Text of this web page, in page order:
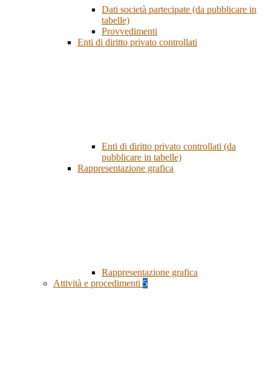
Dati società partecipate (da pubblicare in
tabelle)
Provvedimenti
Enti di diritto privato controllati
Enti di diritto privato controllati (da
pubblicare in tabelle)
Rappresentazione grafica
Rappresentazione grafica
Attività e procedimenti 5